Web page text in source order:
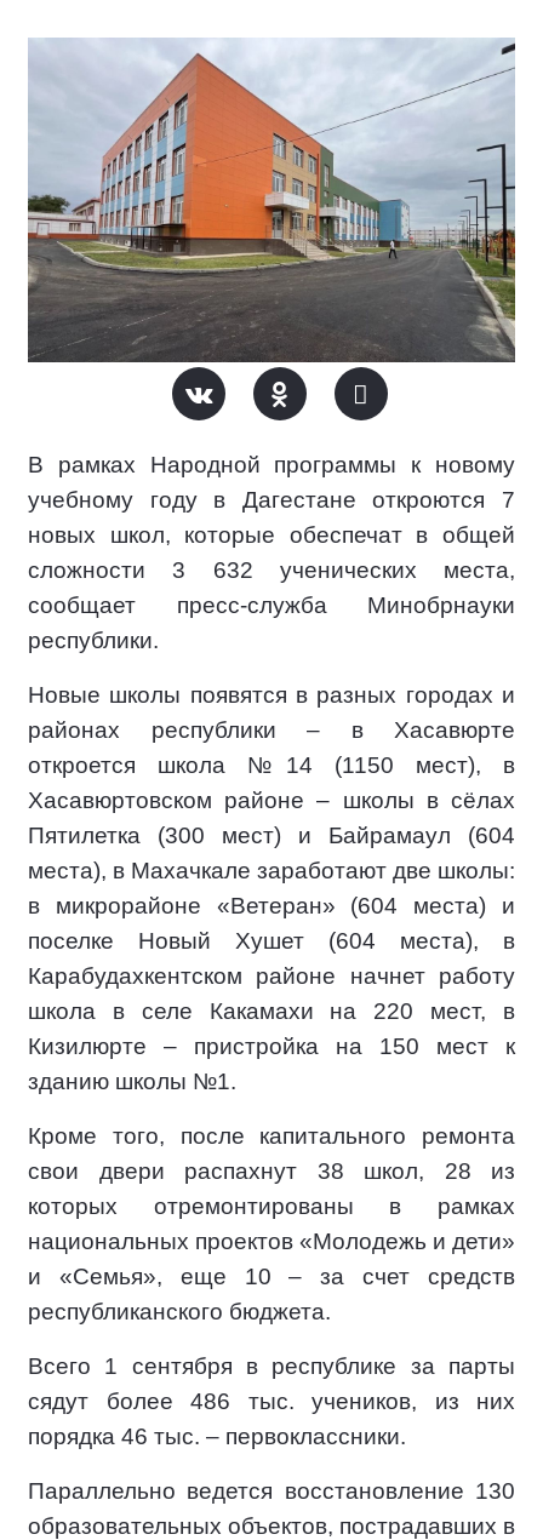
В рамках Народной программы к новому
учебному году в Дагестане откроются 7
новых школ, которые обеспечат в общей
сложности 3 632 ученических места,
сообщает пресс-служба Минобрнауки
республики.
Новые школы появятся в разных городах и
районах республики – в Хасавюрте
откроется школа №14 (1150 мест), в
Хасавюртовском районе – школы в сёлах
Пятилетка (300 мест) и Байрамаул (604
места), в Махачкале заработают две школы:
в микрорайоне «Ветеран» (604 места) и
поселке Новый Хушет (604 места), в
Карабудахкентском районе начнет работу
школа в селе Какамахи на 220 мест, в
Кизилюрте – пристройка на 150 мест к
зданию школы №1.
Кроме того, после капитального ремонта
свои двери распахнут 38 школ, 28 из
которых отремонтированы в рамках
национальных проектов «Молодежь и дети»
и «Семья», еще 10 – за счет средств
республиканского бюджета.
Всего 1 сентября в республике за парты
сядут более 486 тыс. учеников, из них
порядка 46 тыс. – первоклассники.
Параллельно ведется восстановление 130
образовательных объектов, пострадавших в